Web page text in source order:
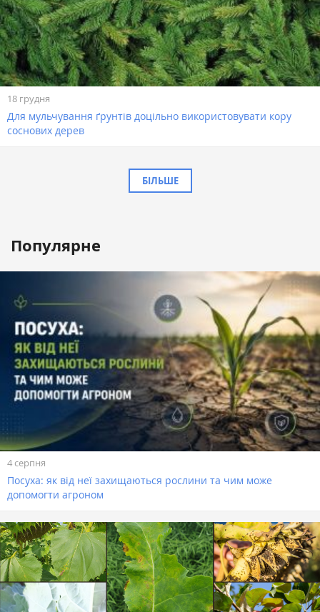
18 грудня
Для мульчування ґрунтів доцільно використовувати кору
соснових дерев
БІЛЬШЕ
Популярне
4 серпня
Посуха: як від неї захищаються рослини та чим може
допомогти агроном